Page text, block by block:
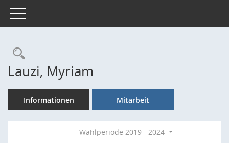
Toggle navigation
Rechercheauswahl
Lauzi, Myriam
Informationen Mitarbeit
Wahlperiode 2019 - 2024